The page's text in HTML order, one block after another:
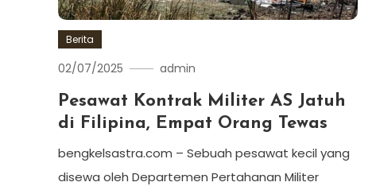
Berita
02/07/2025 admin
Pesawat Kontrak Militer AS Jatuh
di Filipina, Empat Orang Tewas
bengkelsastra.com – Sebuah pesawat kecil yang
disewa oleh Departemen Pertahanan Militer